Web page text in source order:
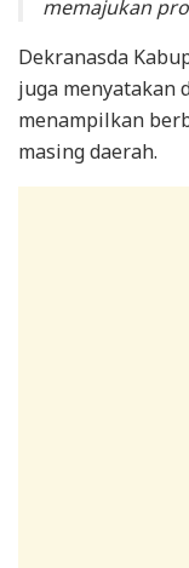
memajukan
Dekranasda
juga menyatakan
menampilkan
masing daerah.